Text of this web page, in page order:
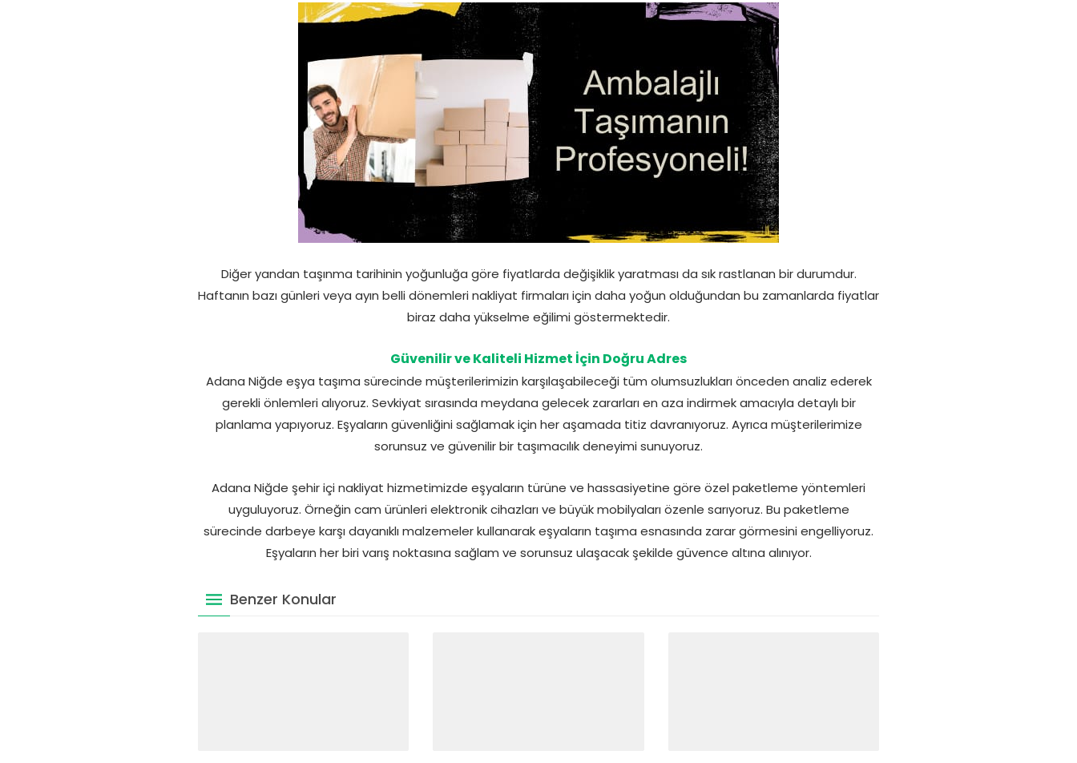
Diğer yandan taşınma tarihinin yoğunluğa göre fiyatlarda değişiklik yaratması da sık rastlanan bir durumdur.
Haftanın bazı günleri veya ayın belli dönemleri nakliyat firmaları için daha yoğun olduğundan bu zamanlarda fiyatlar
biraz daha yükselme eğilimi göstermektedir.
Güvenilir ve Kaliteli Hizmet İçin Doğru Adres
Adana Niğde eşya taşıma sürecinde müşterilerimizin karşılaşabileceği tüm olumsuzlukları önceden analiz ederek
gerekli önlemleri alıyoruz. Sevkiyat sırasında meydana gelecek zararları en aza indirmek amacıyla detaylı bir
planlama yapıyoruz. Eşyaların güvenliğini sağlamak için her aşamada titiz davranıyoruz. Ayrıca müşterilerimize
sorunsuz ve güvenilir bir taşımacılık deneyimi sunuyoruz.
Adana Niğde şehir içi nakliyat hizmetimizde eşyaların türüne ve hassasiyetine göre özel paketleme yöntemleri
uyguluyoruz. Örneğin cam ürünleri elektronik cihazları ve büyük mobilyaları özenle sarıyoruz. Bu paketleme
sürecinde darbeye karşı dayanıklı malzemeler kullanarak eşyaların taşıma esnasında zarar görmesini engelliyoruz.
Eşyaların her biri varış noktasına sağlam ve sorunsuz ulaşacak şekilde güvence altına alınıyor.
Benzer Konular